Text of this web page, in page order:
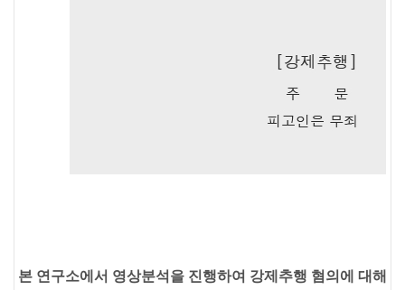
본 연구소에서 영상분석을 진행하여 강제추행 혐의에 대해